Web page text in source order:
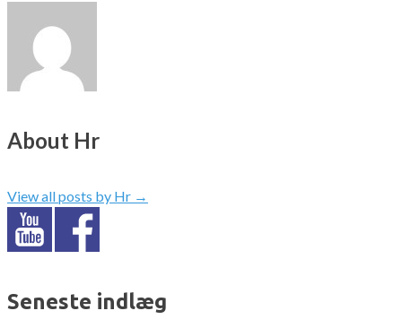
About Hr
View all posts by Hr →
Seneste indlæg